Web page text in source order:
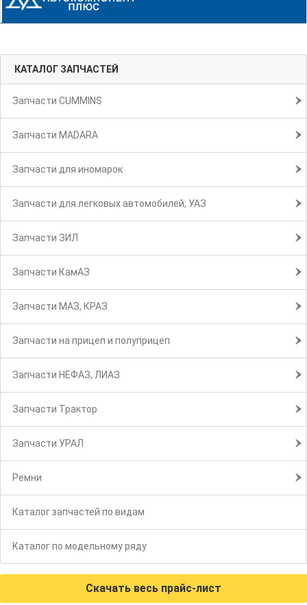
КАТАЛОГ ЗАПЧАСТЕЙ
Запчасти CUMMINS
Запчасти MADARA
Запчасти для иномарок
Запчасти для легковых автомобилей, УАЗ
Запчасти ЗИЛ
Запчасти КамАЗ
Запчасти МАЗ, КРАЗ
Запчасти на прицеп и полуприцеп
Запчасти НЕФАЗ, ЛИАЗ
Запчасти Трактор
Запчасти УРАЛ
Ремни
Каталог запчастей по видам
Каталог по модельному ряду
Скачать весь прайс-лист